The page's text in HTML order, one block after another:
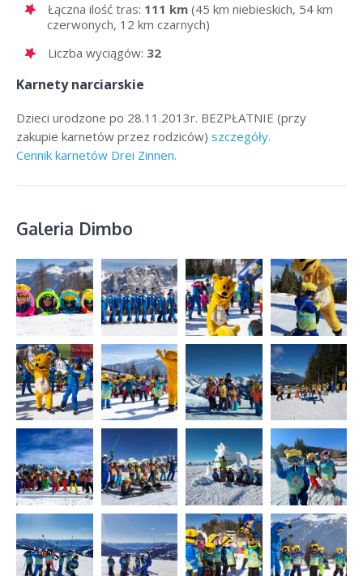
Łączna ilość tras: 111 km (45 km niebieskich, 54 km
czerwonych, 12 km czarnych)
Liczba wyciągów: 32
Karnety narciarskie
Dzieci urodzone po 28.11.2013r. BEZPŁATNIE (przy
zakupie karnetów przez rodziców) szczegóły.
Cennik karnetów Drei Zinnen.
Galeria Dimbo